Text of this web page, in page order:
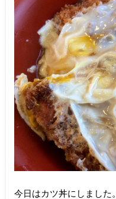
今日はカツ丼にしました。